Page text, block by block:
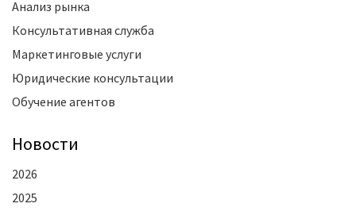
Анализ рынка
Консультативная служба
Маркетинговые услуги
Юридические консультации
Обучение агентов
Новости
2026
2025